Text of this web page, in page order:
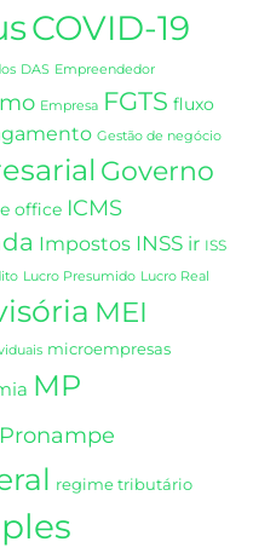
COVID-19
DAS Empreendedor
Empresa FGTS fluxo
Gestão de negócio
Governo
office ICMS
Impostos INSS ir ISS
Lucro Presumido Lucro Real
MEI
microempresas
MP
Pronampe
regime tributário